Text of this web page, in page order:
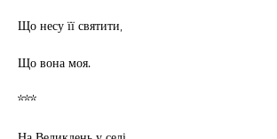
Що несу її святити,
Що вона моя.
***